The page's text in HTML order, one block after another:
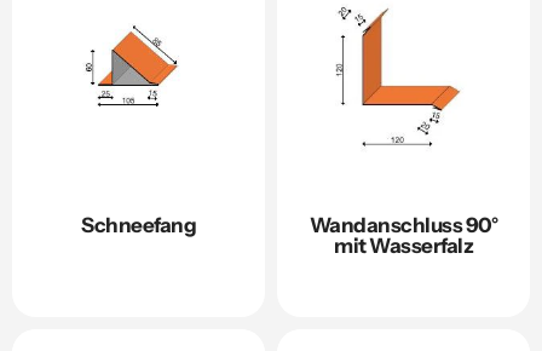
Schneefang
Wandanschluss 90°
mit Wasserfalz